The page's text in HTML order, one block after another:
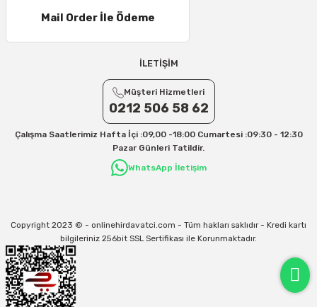
Mail Order İle Ödeme
İLETİŞİM
Müşteri Hizmetleri
0212 506 58 62
Çalışma Saatlerimiz Hafta İçi :09,00 -18:00 Cumartesi :09:30 - 12:30
Pazar Günleri Tatildir.
WhatsApp İletişim
Copyright 2023 © - onlinehirdavatci.com - Tüm hakları saklıdır - Kredi kartı
bilgileriniz 256bit SSL Sertifikası ile Korunmaktadır.